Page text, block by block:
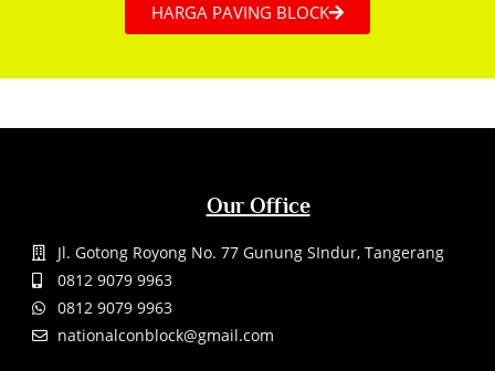
HARGA PAVING BLOCK
Our Office
Jl. Gotong Royong No. 77 Gunung SIndur, Tangerang
0812 9079 9963
0812 9079 9963
nationalconblock@gmail.com